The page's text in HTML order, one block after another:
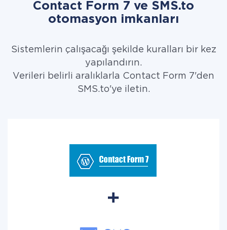
Contact Form 7 ve SMS.to
otomasyon imkanları
Sistemlerin çalışacağı şekilde kuralları bir kez
yapılandırın.
Verileri belirli aralıklarla Contact Form 7'den
SMS.to'ye iletin.